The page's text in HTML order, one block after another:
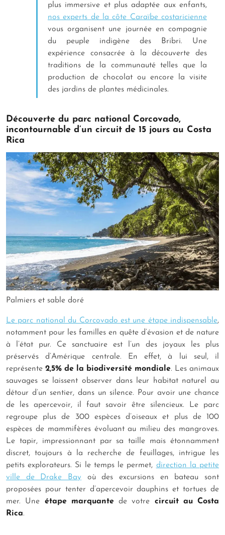
plus immersive et plus adaptée aux enfants,
nos experts de la côte Caraïbe costaricienne
vous organisent une journée en compagnie
du peuple indigène des Bribri. Une
expérience consacrée à la découverte des
traditions de la communauté telles que la
production de chocolat ou encore la visite
des jardins de plantes médicinales.
Découverte du parc national Corcovado,
incontournable d’un circuit de 15 jours au Costa
Rica
Palmiers et sable doré
Le parc national du Corcovado est une étape indispensable,
notamment pour les familles en quête d’évasion et de nature
à l’état pur. Ce sanctuaire est l’un des joyaux les plus
préservés d’Amérique centrale. En effet, à lui seul, il
représente 2,5% de la biodiversité mondiale. Les animaux
sauvages se laissent observer dans leur habitat naturel au
détour d’un sentier, dans un silence. Pour avoir une chance
de les apercevoir, il faut savoir être silencieux. Le parc
regroupe plus de 300 espèces d’oiseaux et plus de 100
espèces de mammifères évoluant au milieu des mangroves.
Le tapir, impressionnant par sa taille mais étonnamment
discret, toujours à la recherche de feuillages, intrigue les
petits explorateurs. Si le temps le permet, direction la petite
ville de Drake Bay où des excursions en bateau sont
proposées pour tenter d’apercevoir dauphins et tortues de
mer. Une étape marquantede votre circuit au Costa
Rica.